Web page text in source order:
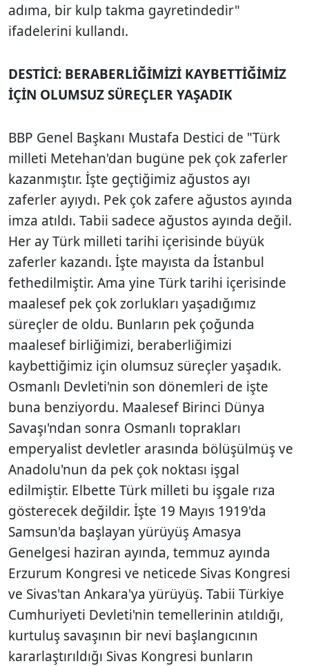
adıma, bir kulp takma gayretindedir"
ifadelerini kullandı.
DESTİCİ: BERABERLİĞİMİZİ KAYBETTİĞİMİZ
İÇİN OLUMSUZ SÜREÇLER YAŞADIK
BBP Genel Başkanı Mustafa Destici de "Türk
milleti Metehan'dan bugüne pek çok zaferler
kazanmıştır. İşte geçtiğimiz ağustos ayı
zaferler ayıydı. Pek çok zafere ağustos ayında
imza atıldı. Tabii sadece ağustos ayında değil.
Her ay Türk milleti tarihi içerisinde büyük
zaferler kazandı. İşte mayısta da İstanbul
fethedilmiştir. Ama yine Türk tarihi içerisinde
maalesef pek çok zorlukları yaşadığımız
süreçler de oldu. Bunların pek çoğunda
maalesef birliğimizi, beraberliğimizi
kaybettiğimiz için olumsuz süreçler yaşadık.
Osmanlı Devleti'nin son dönemleri de işte
buna benziyordu. Maalesef Birinci Dünya
Savaşı'ndan sonra Osmanlı toprakları
emperyalist devletler arasında bölüşülmüş ve
Anadolu'nun da pek çok noktası işgal
edilmiştir. Elbette Türk milleti bu işgale rıza
gösterecek değildir. İşte 19 Mayıs 1919'da
Samsun'da başlayan yürüyüş Amasya
Genelgesi haziran ayında, temmuz ayında
Erzurum Kongresi ve neticede Sivas Kongresi
ve Sivas'tan Ankara'ya yürüyüş. Tabii Türkiye
Cumhuriyeti Devleti'nin temellerinin atıldığı,
kurtuluş savaşının bir nevi başlangıcının
kararlaştırıldığı Sivas Kongresi bunların